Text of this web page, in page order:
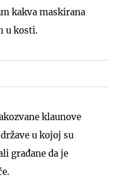
kakva maskirana
u kosti.
klaunove
u kojoj su
građane da je